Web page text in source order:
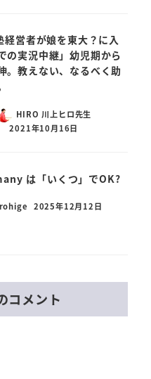
経営者が娘を東大？に入
の実況中継」幼児期から
。教えない、なるべく助
HIRO 川上ヒロ先生
2021年10月16日
は「いくつ」でOK?
2025年12月12日
コメント